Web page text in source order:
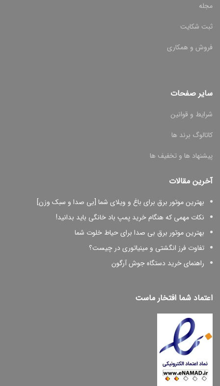
مجله
ثبت شکایت
فروش و همکاری
سایر صفحات
شرایط و قوانین
کاتالوگ برند ها
پیشنهاد ها و تخفیف ها
آخرین مقالات
بهترین موتور برق برای باغ و ویلای شما [بی صدا و سبک وزن]
نکات مهمی که هنگام خرید پمپ باد خانگی باید بدانید!
بهترین موتور برق بی صدا برای حیاط خلوت شما
تفاوت فرز انگشتی و مینیاتوری در چیست؟
راهنمای خرید دستگاه جوش آرگون
اعتماد شما افتخار ماست